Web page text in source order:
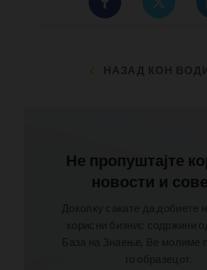
Не пропуштајте
новости и